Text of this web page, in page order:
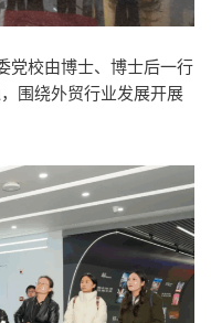
党校由博士、博士后一行
围绕外贸行业发展开展